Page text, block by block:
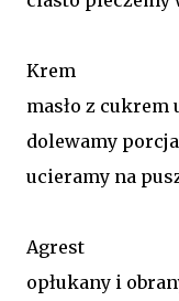
Krem
masło z cukrem
dolewamy
ucieramy na
Agrest
opłukany i